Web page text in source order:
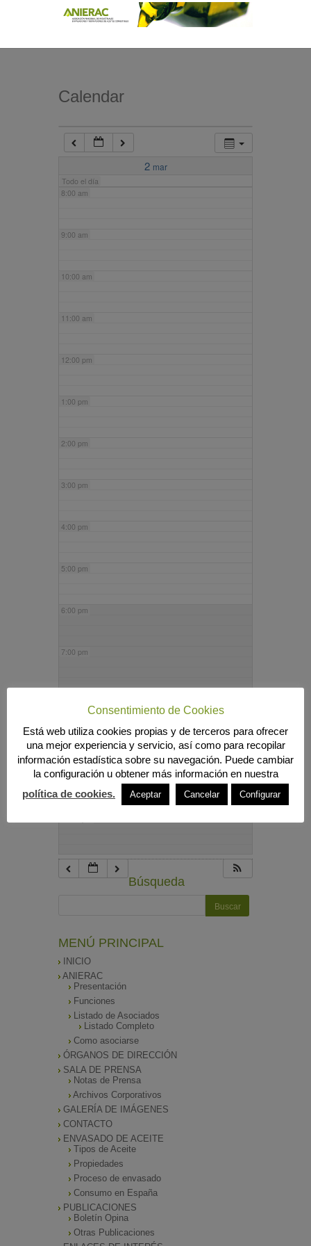
Calendar
2 mar
Todo el día
7:00 am
8:00 am
9:00 am
10:00 am
11:00 am
12:00 pm
1:00 pm
2:00 pm
3:00 pm
4:00 pm
5:00 pm
6:00 pm
7:00 pm
9:00 pm
10:00 pm
Búsqueda
MENÚ PRINCIPAL
INICIO
ANIERAC
Presentación
Funciones
Listado de Asociados
Listado Completo
Como asociarse
ÓRGANOS DE DIRECCIÓN
SALA DE PRENSA
Notas de Prensa
Archivos Corporativos
GALERÍA DE IMÁGENES
CONTACTO
ENVASADO DE ACEITE
Tipos de Aceite
Propiedades
Proceso de envasado
Consumo en España
PUBLICACIONES
Boletín Opina
Otras Publicaciones
Consentimiento de Cookies
Está web utiliza cookies propias y de terceros para ofrecer
una mejor experiencia y servicio, así como para recopilar
información estadística sobre su navegación. Puede cambiar
la configuración u obtener más información en nuestra
política de cookies.
Aceptar Cancelar Configurar